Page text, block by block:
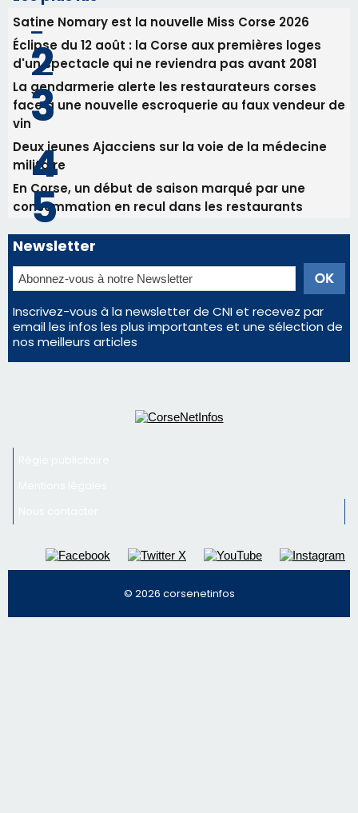
Satine Nomary est la nouvelle Miss Corse 2026
Éclipse du 12 août : la Corse aux premières loges
d'un spectacle qui ne reviendra pas avant 2081
La gendarmerie alerte les restaurateurs corses
face à une nouvelle escroquerie au faux vendeur de
vin
Deux jeunes Ajacciens sur la voie de la médecine
militaire
En Corse, un début de saison marqué par une
consommation en recul dans les restaurants
Newsletter
Inscrivez-vous à la newsletter de CNI et recevez par
email les infos les plus importantes et une sélection de
nos meilleurs articles
© 2026 corsenetinfos